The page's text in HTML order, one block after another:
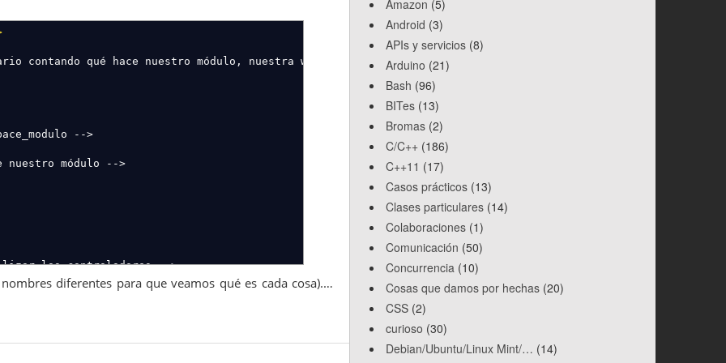
contando qué hace nuestro módulo, nuestra web,
-->
módulo -->
los controladores -->
diferentes para que veamos qué es cada cosa).…
Amazon (5)
Android (3)
APIs y servicios (8)
Arduino (21)
Bash (96)
BITes (13)
Bromas (2)
C/C++ (186)
C++11 (17)
Casos prácticos (13)
Clases particulares (14)
Colaboraciones (1)
Comunicación (50)
Concurrencia (10)
Cosas que damos por hechas (20)
CSS (2)
curioso (30)
Debian/Ubuntu/Linux Mint/… (14)